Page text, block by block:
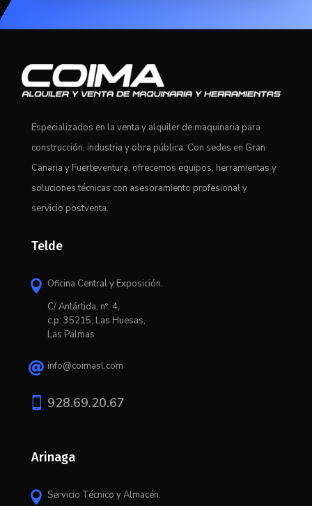
Especializados en la venta y alquiler de maquinaria para
construcción, industria y obra pública. Con sedes en Gran
Canaria y Fuerteventura, ofrecemos equipos, herramientas y
soluciones técnicas con asesoramiento profesional y
servicio postventa.
Telde
 Oficina Central y Exposición.
C/ Antártida, nº: 4,
c.p: 35215, Las Huesas,
Las Palmas
 info@coimasl.com
 928.69.20.67
Arinaga
 Servicio Técnico y Almacén.